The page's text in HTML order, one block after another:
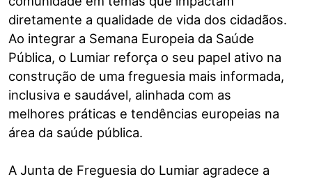
diretamente a qualidade de vida dos cidadãos.
Ao integrar a Semana Europeia da Saúde
Pública, o Lumiar reforça o seu papel ativo na
construção de uma freguesia mais informada,
inclusiva e saudável, alinhada com as
melhores práticas e tendências europeias na
área da saúde pública.
A Junta de Freguesia do Lumiar agradece a